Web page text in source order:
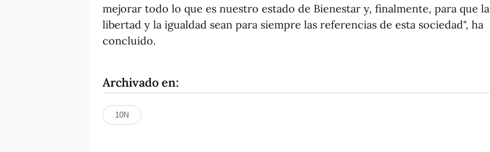
mejorar todo lo que es nuestro estado de Bienestar y, finalmente, para que la
libertad y la igualdad sean para siempre las referencias de esta sociedad", ha
concluido.
Archivado en:
10N